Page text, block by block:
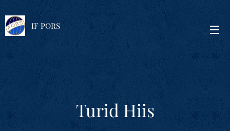
IF PORS
Turid Hiis